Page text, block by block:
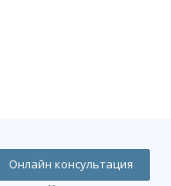
Онлайн консультация